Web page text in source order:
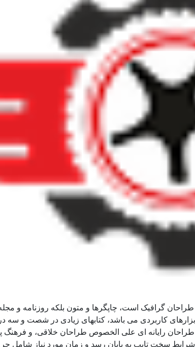
گرافیک است، چاپگرها و متون بلکه روزنامه و
کاربردی می باشد، کتابهای زیادی در شصت و
رایانه ای علی الخصوص طراحان خلاقی، و فرهنگ
سخت تایپ به پایان رسد و زمان مورد نیاز شامل